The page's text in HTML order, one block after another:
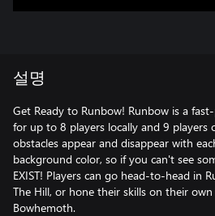
설명
Get Ready to Runbow! Runbow is a
for up to 8 players locally and 9 players
obstacles appear and disappear with
background color, so if you can't see
EXIST! Players can go head-to-head in
The Hill, or hone their skills on their
Bowhemoth.